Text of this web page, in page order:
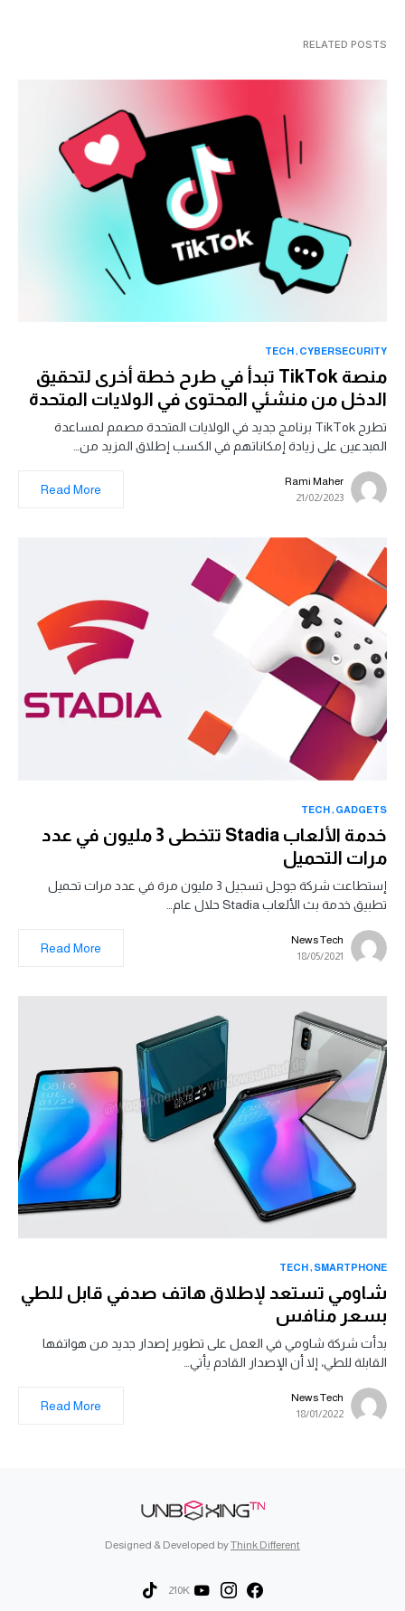
RELATED POSTS
CYBERSECURITY
TECH
منصة TikTok تبدأ في طرح خطة أخرى لتحقيق
الدخل من منشئي المحتوى في الولايات المتحدة
تطرح TikTok برنامج جديد في الولايات المتحدة مصمم لمساعدة
المبدعين على زيادة إمكاناتهم في الكسب إطلاق المزيد من…
Rami Maher
21/02/2023
Read More
GADGETS
TECH
خدمة الألعاب Stadia تتخطى 3 مليون في عدد
مرات التحميل
إستطاعت شركة جوجل تسجيل 3 مليون مرة في عدد مرات تحميل
تطبيق خدمة بث الألعاب Stadia حلال عام…
News Tech
18/05/2021
Read More
SMARTPHONE
TECH
شاومي تستعد لإطلاق هاتف صدفي قابل للطي
بسعر منافس
بدأت شركة شاومي في العمل على تطوير إصدار جديد من هواتفها
القابلة للطي، إلا أن الإصدار القادم يأتي…
News Tech
18/01/2022
Read More
Designed & Developed byThink Different
210K